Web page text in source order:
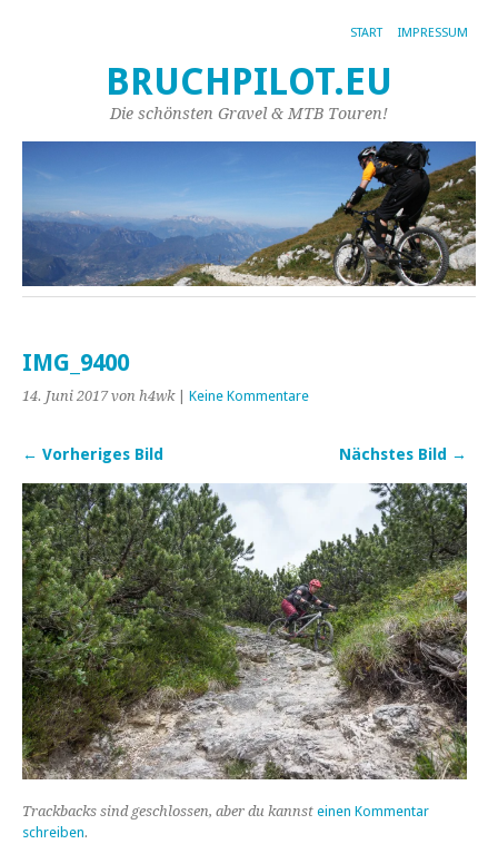
START IMPRESSUM
BRUCHPILOT.EU
Die schönsten Gravel & MTB Touren!
IMG_9400
14. Juni 2017 von h4wk| Keine Kommentare
← Vorheriges Bild Nächstes Bild →
Trackbacks sind geschlossen, aber du kannst einen Kommentar
schreiben.